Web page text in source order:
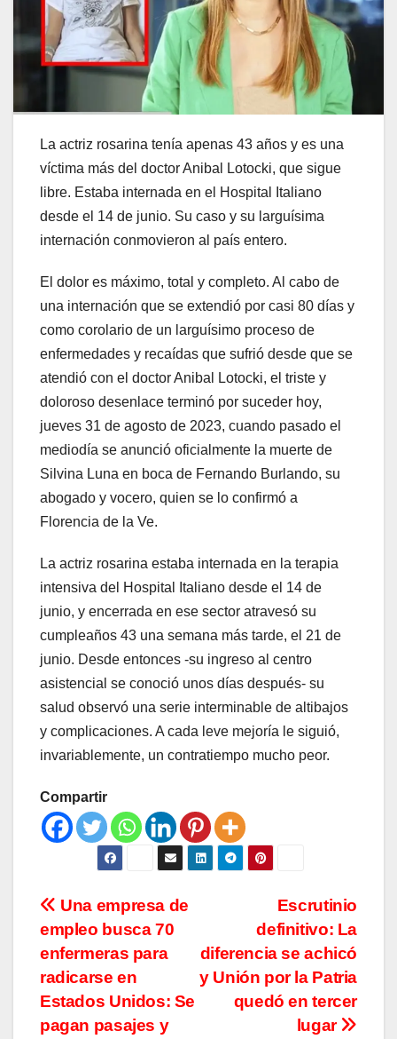
La actriz rosarina tenía apenas 43 años y es una
víctima más del doctor Anibal Lotocki, que sigue
libre. Estaba internada en el Hospital Italiano
desde el 14 de junio. Su caso y su larguísima
internación conmovieron al país entero.
El dolor es máximo, total y completo. Al cabo de
una internación que se extendió por casi 80 días y
como corolario de un larguísimo proceso de
enfermedades y recaídas que sufrió desde que se
atendió con el doctor Anibal Lotocki, el triste y
doloroso desenlace terminó por suceder hoy,
jueves 31 de agosto de 2023, cuando pasado el
mediodía se anunció oficialmente la muerte de
Silvina Luna en boca de Fernando Burlando, su
abogado y vocero, quien se lo confirmó a
Florencia de la Ve.
La actriz rosarina estaba internada en la terapia
intensiva del Hospital Italiano desde el 14 de
junio, y encerrada en ese sector atravesó su
cumpleaños 43 una semana más tarde, el 21 de
junio. Desde entonces -su ingreso al centro
asistencial se conoció unos días después- su
salud observó una serie interminable de altibajos
y complicaciones. A cada leve mejoría le siguió,
invariablemente, un contratiempo mucho peor.
Compartir
Navegación
de
entradas
Escrutinio
definitivo: La
diferencia se achicó
y Unión por la Patria
quedó en tercer
lugar
Una empresa de
empleo busca 70
enfermeras para
radicarse en
Estados Unidos: Se
pagan pasajes y